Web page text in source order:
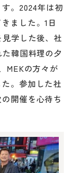
。2024年は初
ました。1日
学した後、社
韓国料理の夕
MEKの方々が
。参加した社
開催を心待ち